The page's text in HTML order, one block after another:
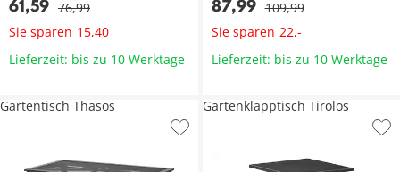
61,59 76,99
Sie sparen 15,40
Lieferzeit: bis zu 10 Werktage
87,99 109,99
Sie sparen 22,-
Lieferzeit: bis zu 10 Werktage
Gartentisch Thasos Gartenklapptisch Tirolos